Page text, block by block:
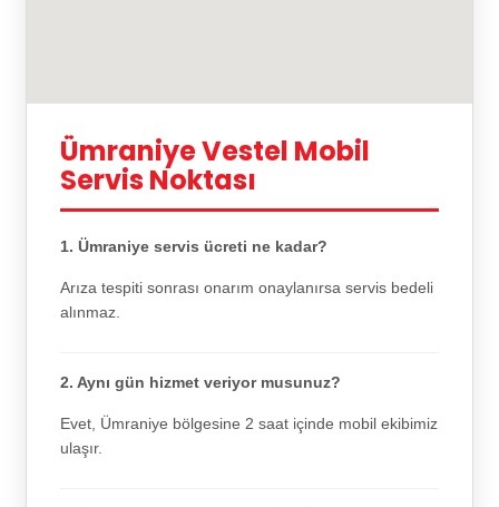
Ümraniye Vestel Mobil
Servis Noktası
1. Ümraniye servis ücreti ne kadar?
Arıza tespiti sonrası onarım onaylanırsa servis bedeli
alınmaz.
2. Aynı gün hizmet veriyor musunuz?
Evet, Ümraniye bölgesine 2 saat içinde mobil ekibimiz
ulaşır.